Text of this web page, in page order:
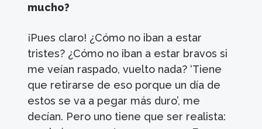
mucho?
¡Pues claro! ¿Cómo no iban a estar
tristes? ¿Cómo no iban a estar bravos si
me veían raspado, vuelto nada? ‘Tiene
que retirarse de eso porque un día de
estos se va a pegar más duro’, me
decían. Pero uno tiene que ser realista: